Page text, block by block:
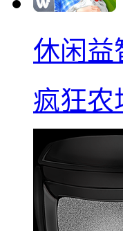
休闲益
疯狂农